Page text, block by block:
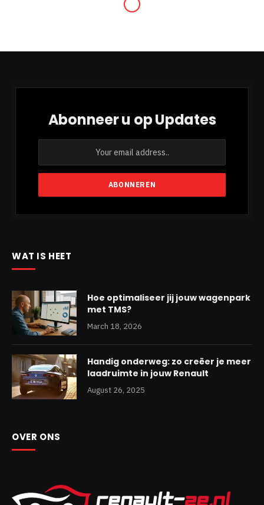
Abonneer u op Updates
WAT IS HEET
Hoe optimaliseer jij jouw wagenpark
met TMS?
March 18, 2026
Handig onderweg: zo creëer je meer
laadruimte in jouw Renault
August 26, 2025
OVER ONS